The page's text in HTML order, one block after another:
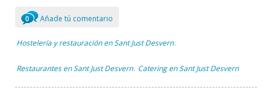
0 Añade tú comentario
Hostelería y restauración en Sant Just Desvern ,
Restaurantes en Sant Just Desvern , Catering en Sant Just Desvern